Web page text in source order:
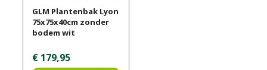
GLM Plantenbak Lyon
75x75x40cm zonder
bodem wit
€ 179,95